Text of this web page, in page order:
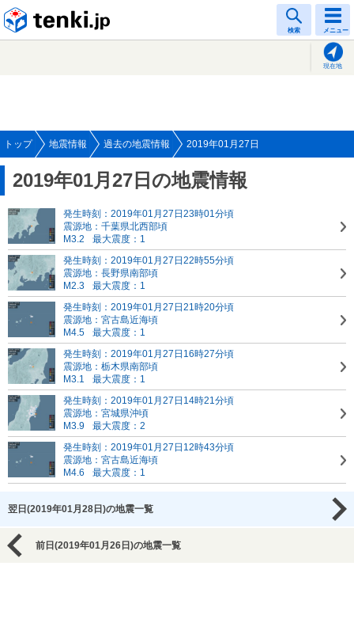
検索 メニュー
現在地
トップ 地震情報 過去の地震情報 2019年01月27日
2019年01月27日の地震情報
発生時刻：2019年01月27日23時01分頃
震源地：千葉県北西部頃
M3.2
最大震度：1
発生時刻：2019年01月27日22時55分頃
震源地：長野県南部頃
M2.3
最大震度：1
発生時刻：2019年01月27日21時20分頃
震源地：宮古島近海頃
M4.5
最大震度：1
発生時刻：2019年01月27日16時27分頃
震源地：栃木県南部頃
M3.1
最大震度：1
発生時刻：2019年01月27日14時21分頃
震源地：宮城県沖頃
M3.9
最大震度：2
発生時刻：2019年01月27日12時43分頃
震源地：宮古島近海頃
M4.6
最大震度：1
翌日(2019年01月28日)の地震一覧
前日(2019年01月26日)の地震一覧